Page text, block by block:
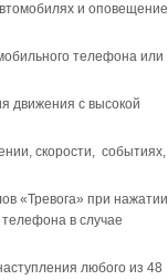
и оповещение
телефона или
движения с высокой
скорости, событиях,
«Тревога» при нажатии
в случае
любого из 48